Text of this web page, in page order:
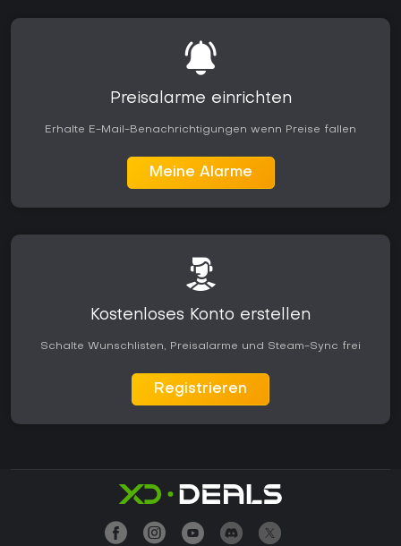
Preisalarme einrichten
Erhalte E-Mail-Benachrichtigungen wenn Preise fallen
Meine Alarme
Kostenloses Konto erstellen
Schalte Wunschlisten, Preisalarme und Steam-Sync frei
Registrieren